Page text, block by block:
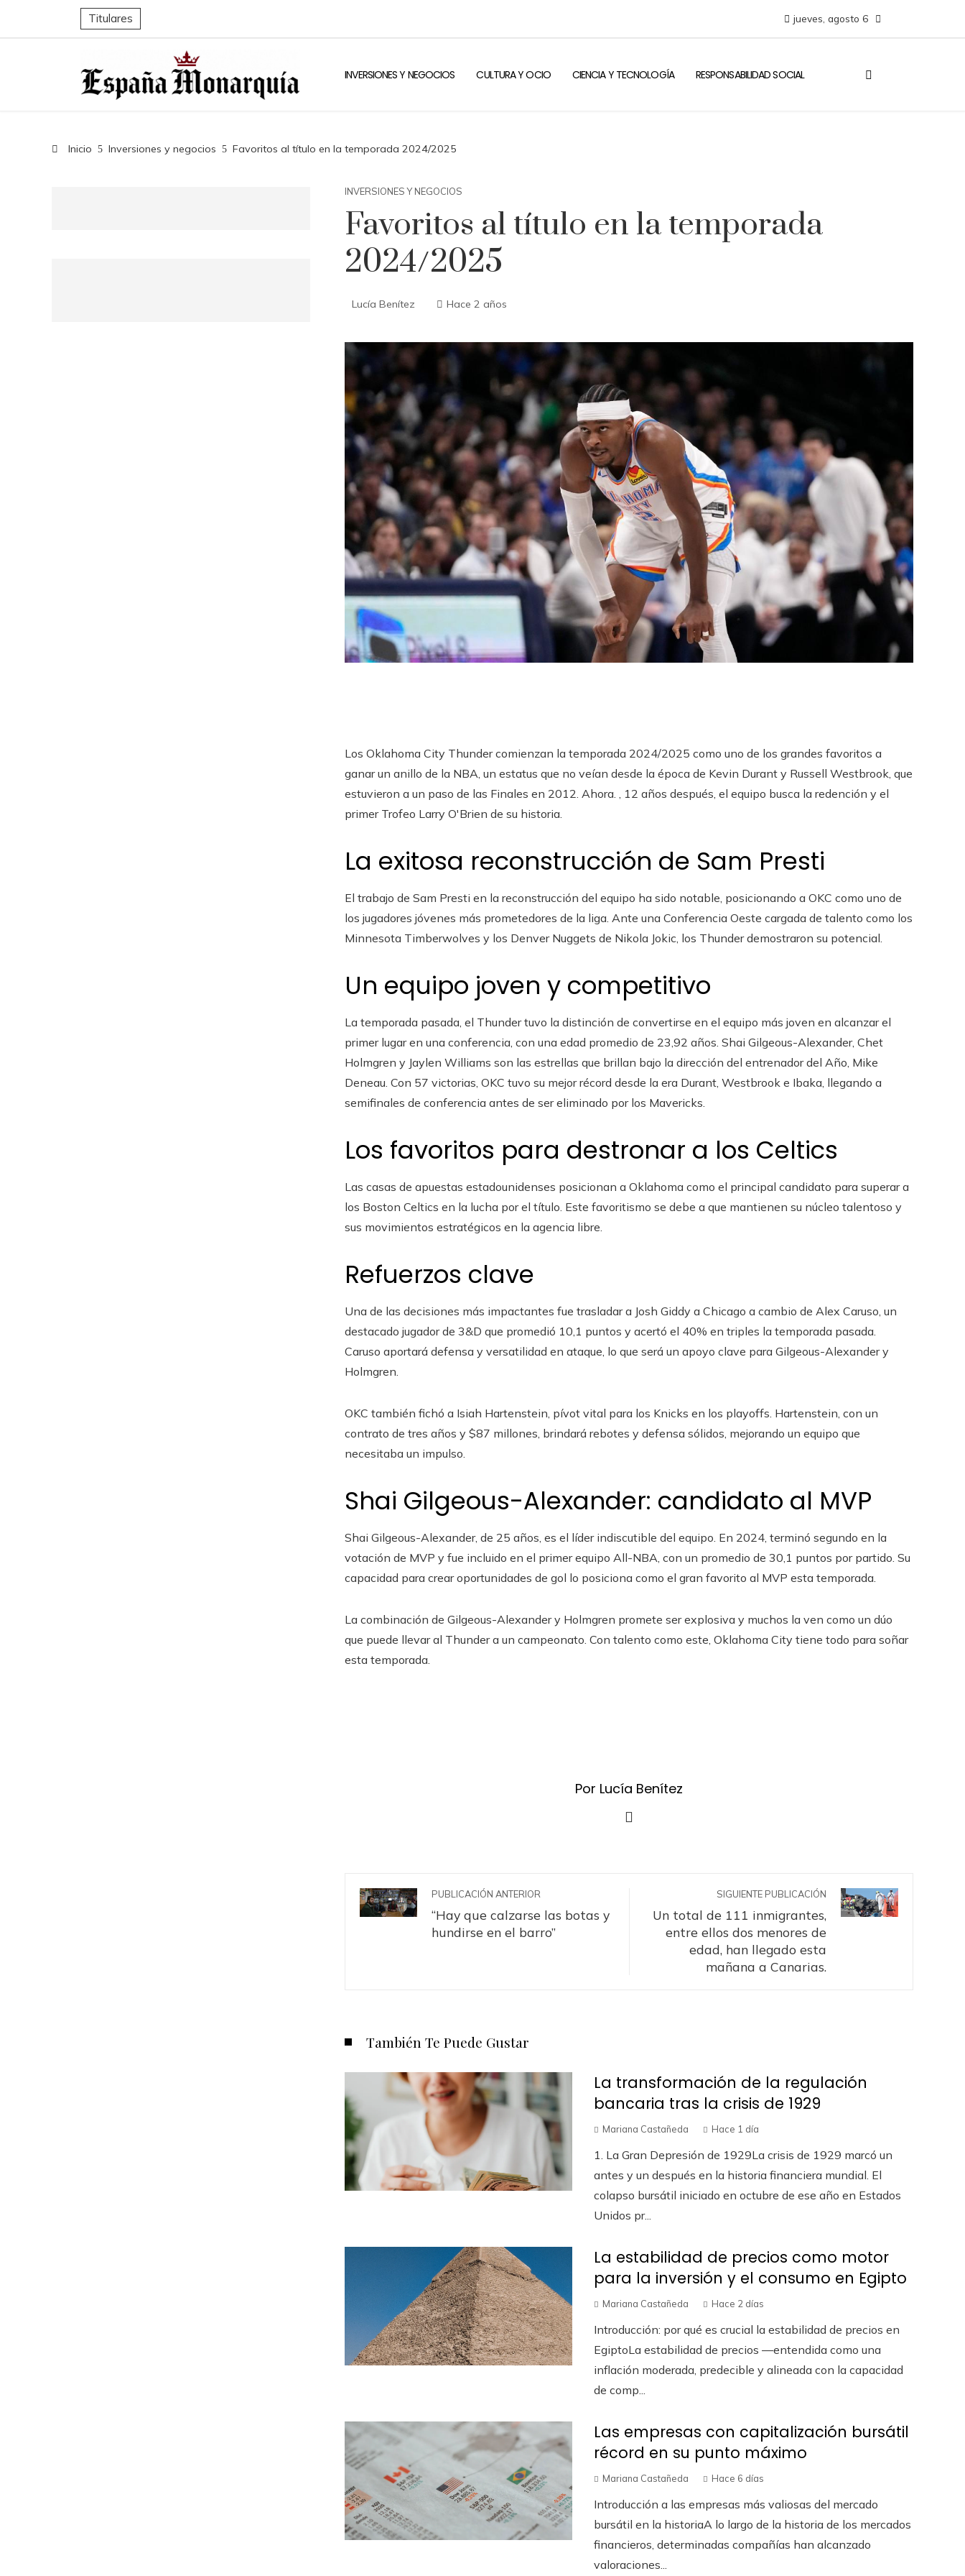
Titulares jueves, agosto 6
INVERSIONES Y NEGOCIOS CULTURA Y OCIO CIENCIA Y TECNOLOGÍA RESPONSABILIDAD SOCIAL
Inicio Inversiones y negocios Favoritos al título en la temporada 2024/2025
INVERSIONES Y NEGOCIOS
Favoritos al título en la temporada
2024/2025
Lucía Benítez Hace 2 años
Los Oklahoma City Thunder comienzan la temporada 2024/2025 como uno de los grandes favoritos a
ganar un anillo de la NBA, un estatus que no veían desde la época de Kevin Durant y Russell Westbrook, que
estuvieron a un paso de las Finales en 2012. Ahora. , 12 años después, el equipo busca la redención y el
primer Trofeo Larry O'Brien de su historia.
La exitosa reconstrucción de Sam Presti
El trabajo de Sam Presti en la reconstrucción del equipo ha sido notable, posicionando a OKC como uno de
los jugadores jóvenes más prometedores de la liga. Ante una Conferencia Oeste cargada de talento como los
Minnesota Timberwolves y los Denver Nuggets de Nikola Jokic, los Thunder demostraron su potencial.
Un equipo joven y competitivo
La temporada pasada, el Thunder tuvo la distinción de convertirse en el equipo más joven en alcanzar el
primer lugar en una conferencia, con una edad promedio de 23,92 años. Shai Gilgeous-Alexander, Chet
Holmgren y Jaylen Williams son las estrellas que brillan bajo la dirección del entrenador del Año, Mike
Deneau. Con 57 victorias, OKC tuvo su mejor récord desde la era Durant, Westbrook e Ibaka, llegando a
semifinales de conferencia antes de ser eliminado por los Mavericks.
Los favoritos para destronar a los Celtics
Las casas de apuestas estadounidenses posicionan a Oklahoma como el principal candidato para superar a
los Boston Celtics en la lucha por el título. Este favoritismo se debe a que mantienen su núcleo talentoso y
sus movimientos estratégicos en la agencia libre.
Refuerzos clave
Una de las decisiones más impactantes fue trasladar a Josh Giddy a Chicago a cambio de Alex Caruso, un
destacado jugador de 3&D que promedió 10,1 puntos y acertó el 40% en triples la temporada pasada.
Caruso aportará defensa y versatilidad en ataque, lo que será un apoyo clave para Gilgeous-Alexander y
Holmgren.
OKC también fichó a Isiah Hartenstein, pívot vital para los Knicks en los playoffs. Hartenstein, con un
contrato de tres años y $87 millones, brindará rebotes y defensa sólidos, mejorando un equipo que
necesitaba un impulso.
Shai Gilgeous-Alexander: candidato al MVP
Shai Gilgeous-Alexander, de 25 años, es el líder indiscutible del equipo. En 2024, terminó segundo en la
votación de MVP y fue incluido en el primer equipo All-NBA, con un promedio de 30,1 puntos por partido. Su
capacidad para crear oportunidades de gol lo posiciona como el gran favorito al MVP esta temporada.
La combinación de Gilgeous-Alexander y Holmgren promete ser explosiva y muchos la ven como un dúo
que puede llevar al Thunder a un campeonato. Con talento como este, Oklahoma City tiene todo para soñar
esta temporada.
Por Lucía Benítez
PUBLICACIÓN ANTERIOR
“Hay que calzarse las botas y
hundirse en el barro”
SIGUIENTE PUBLICACIÓN
Un total de 111 inmigrantes,
entre ellos dos menores de
edad, han llegado esta
mañana a Canarias.
También Te Puede Gustar
La transformación de la regulación
bancaria tras la crisis de 1929
Mariana Castañeda Hace 1 día
1. La Gran Depresión de 1929La crisis de 1929 marcó un
antes y un después en la historia financiera mundial. El
colapso bursátil iniciado en octubre de ese año en Estados
Unidos pr...
La estabilidad de precios como motor
para la inversión y el consumo en Egipto
Mariana Castañeda Hace 2 días
Introducción: por qué es crucial la estabilidad de precios en
EgiptoLa estabilidad de precios —entendida como una
inflación moderada, predecible y alineada con la capacidad
de comp...
Las empresas con capitalización bursátil
récord en su punto máximo
Mariana Castañeda Hace 6 días
Introducción a las empresas más valiosas del mercado
bursátil en la historiaA lo largo de la historia de los mercados
financieros, determinadas compañías han alcanzado
valoraciones...